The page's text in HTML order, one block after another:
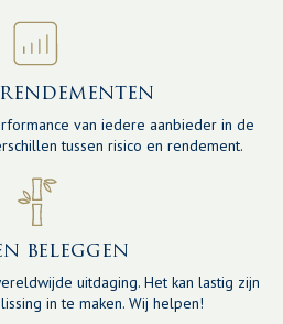
van iedere aanbieder in de
tussen risico en rendement.
beleggen
uitdaging. Het kan lastig zijn
in te maken. Wij helpen!